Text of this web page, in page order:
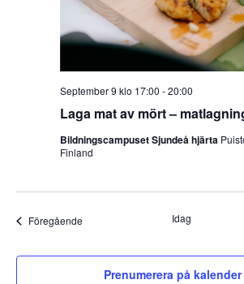
Laga mat av mört –
September 9 klo 17:00 -20:00
Bildningscampuset Sjundeå hjärta
Finland
FöregåendeEvenemang Idag
Prenumerera på kalender